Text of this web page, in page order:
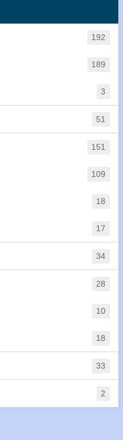
192
189
3
51
151
109
18
17
34
28
10
18
33
2